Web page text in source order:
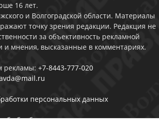
16 лет.
и Волгоградской области. Материалы
точку зрения редакции. Редакция не
за объективность рекламной
и мнения, высказанные в комментариях.
рекламы: +7-8443-777-020
персональных данных
обработке персональных данных